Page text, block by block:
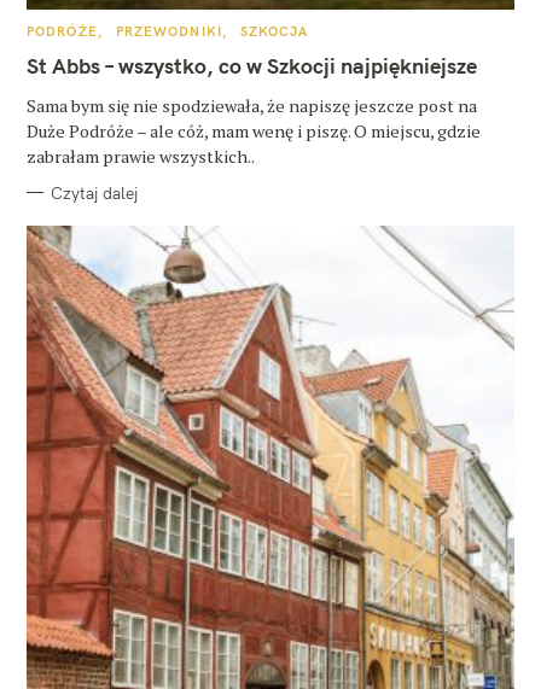
K
T
E
O
R
I
PODRÓŻE PRZEWODNIKI SZKOCJA
St Abbs – wszystko, co w Szkocji najpiękniejsze
Sama bym się nie spodziewała, że napiszę jeszcze post na
Duże Podróże – ale cóż, mam wenę i piszę. O miejscu, gdzie
zabrałam prawie wszystkich..
Czytaj dalej